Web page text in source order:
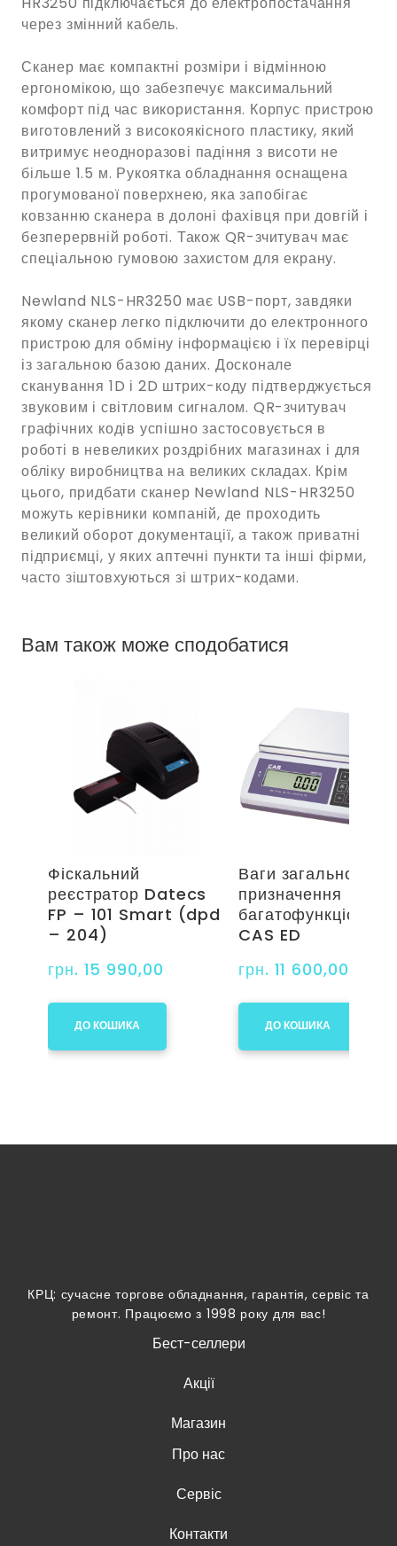
через змінний кабель.
Сканер має компактні розміри і відмінною
ергономікою, що забезпечує максимальний
комфорт під час використання. Корпус пристрою
виготовлений з високоякісного пластику, який
витримує неодноразові падіння з висоти не
більше 1.5 м. Рукоятка обладнання оснащена
прогумованої поверхнею, яка запобігає
ковзанню сканера в долоні фахівця при довгій і
безперервній роботі. Також QR-зчитувач має
спеціальною гумовою захистом для екрану.
Newland NLS-HR3250 має USB-порт, завдяки
якому сканер легко підключити до електронного
пристрою для обміну інформацією і їх перевірці
із загальною базою даних. Досконале
сканування 1D і 2D штрих-коду підтверджується
звуковим і світловим сигналом. QR-зчитувач
графічних кодів успішно застосовується в
роботі в невеликих роздрібних магазинах і для
обліку виробництва на великих складах. Крім
цього, придбати сканер Newland NLS-HR3250
можуть керівники компаній, де проходить
великий оборот документації, а також приватні
підприємці, у яких аптечні пункти та інші фірми,
часто зіштовхуються зі штрих-кодами.
Вам також може сподобатися
Фіскальний
реєстратор Datecs
FP – 101 Smart (dpd
– 204)
грн. 15 990,00
ДО КОШИКА
Ваги загального
призначення
CAS ED
грн. 11 600,00
ДО КОШИКА
КРЦ: сучасне торгове обладнання, гарантія, сервіс та
ремонт. Працюємо з 1998 року для вас!
Бест-селлери
Акції
Магазин
Про нас
Сервіс
Контакти